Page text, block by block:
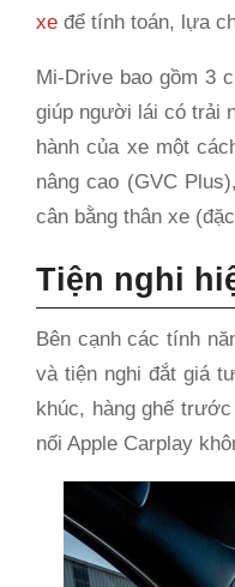
xe để tính toán, lựa
Mi-Drive bao gồm 3
giúp người lái có trải
hành của xe một
nâng cao (GVC
cân bằng thân xe
Tiện nghi
Bên cạnh các tính
và tiện nghi đắt giá
khúc, hàng ghế
nối Apple Carplay